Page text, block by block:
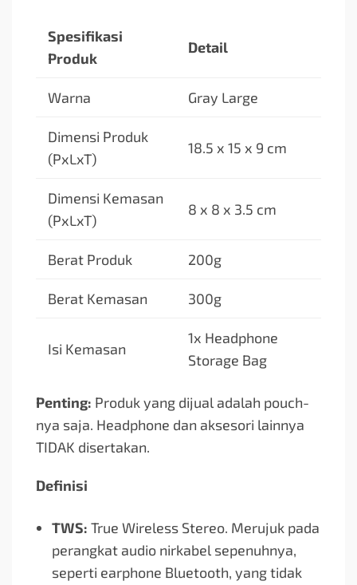
Spesifikasi
Produk
Detail
Warna Gray Large
Dimensi Produk
(PxLxT)
18.5 x 15 x 9 cm
Dimensi Kemasan
(PxLxT)
8 x 8 x 3.5 cm
Berat Produk 200g
Berat Kemasan 300g
Isi Kemasan
1x Headphone
Storage Bag
Penting: Produk yang dijual adalah pouch-
nya saja. Headphone dan aksesori lainnya
TIDAK disertakan.
Definisi
TWS: True Wireless Stereo. Merujuk pada
perangkat audio nirkabel sepenuhnya,
seperti earphone Bluetooth, yang tidak